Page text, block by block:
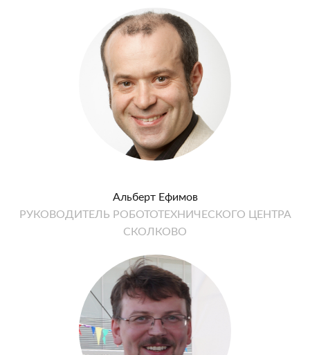
Альберт Ефимов
РУКОВОДИТЕЛЬ РОБОТОТЕХНИЧЕСКОГО ЦЕНТРА
СКОЛКОВО